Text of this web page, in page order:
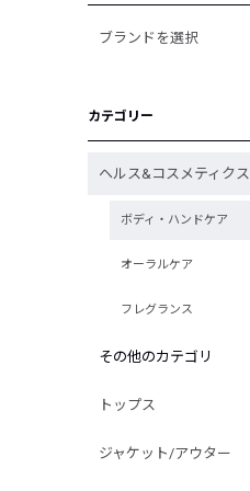
ブランドを選択
カテゴリー
ヘルス&コスメティクス
ボディ・ハンドケア
オーラルケア
フレグランス
その他のカテゴリ
トップス
ジャケット/アウター